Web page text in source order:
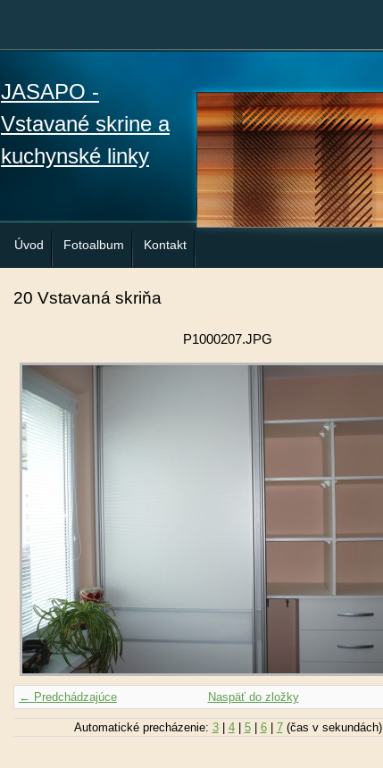
JASAPO -
Vstavané skrine a
kuchynské linky
Úvod Fotoalbum Kontakt
20 Vstavaná skriňa
P1000207.JPG
← Predchádzajúce Naspäť do zložky
Automatické precházenie: 3| 4| 5| 6| 7(čas v sekundách)